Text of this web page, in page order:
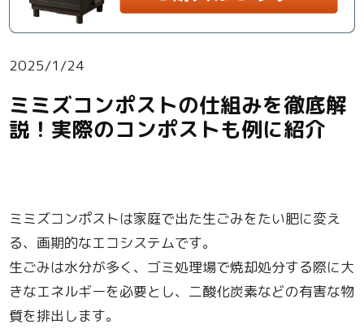
2025/1/24
ミミズコンポストの仕組みを徹底解
説！実際のコンポストも例に紹介
ミミズコンポストは家庭で出た生ごみをたい肥に変え
る、画期的なエコシステムです。
生ごみは水分が多く、ゴミ処理場で焼却処分する際に大
きなエネルギーを必要とし、二酸化炭素などの有害な物
質を排出します。